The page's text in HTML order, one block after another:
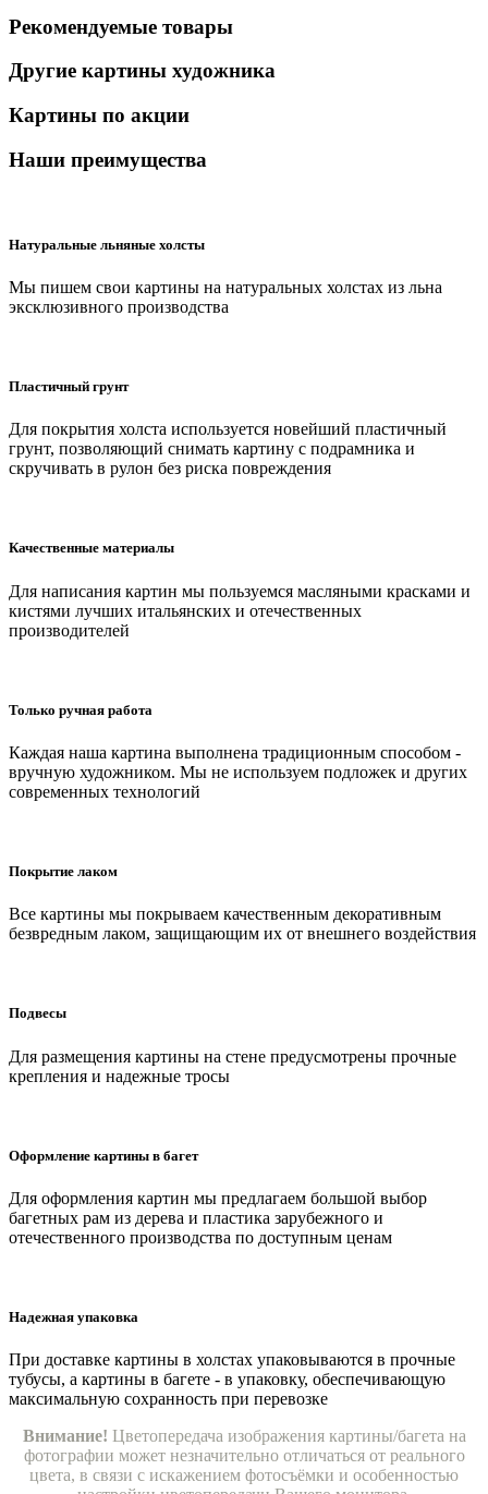
Рекомендуемые товары
Другие картины художника
Картины по акции
Наши преимущества
Натуральные льняные холсты
Мы пишем свои картины на натуральных холстах из льна
эксклюзивного производства
Пластичный грунт
Для покрытия холста используется новейший пластичный
грунт, позволяющий снимать картину с подрамника и
скручивать в рулон без риска повреждения
Качественные материалы
Для написания картин мы пользуемся масляными красками и
кистями лучших итальянских и отечественных
производителей
Только ручная работа
Каждая наша картина выполнена традиционным способом -
вручную художником. Мы не используем подложек и других
современных технологий
Покрытие лаком
Все картины мы покрываем качественным декоративным
безвредным лаком, защищающим их от внешнего воздействия
Подвесы
Для размещения картины на стене предусмотрены прочные
крепления и надежные тросы
Оформление картины в багет
Для оформления картин мы предлагаем большой выбор
багетных рам из дерева и пластика зарубежного и
отечественного производства по доступным ценам
Надежная упаковка
При доставке картины в холстах упаковываются в прочные
тубусы, а картины в багете - в упаковку, обеспечивающую
максимальную сохранность при перевозке
Внимание! Цветопередача изображения картины/багета на
фотографии может незначительно отличаться от реального
цвета, в связи с искажением фотосъёмки и особенностью